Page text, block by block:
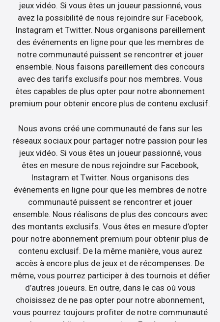
jeux vidéo. Si vous êtes un joueur passionné, vous
avez la possibilité de nous rejoindre sur Facebook,
Instagram et Twitter. Nous organisons pareillement
des événements en ligne pour que les membres de
notre communauté puissent se rencontrer et jouer
ensemble. Nous faisons pareillement des concours
avec des tarifs exclusifs pour nos membres. Vous
êtes capables de plus opter pour notre abonnement
premium pour obtenir encore plus de contenu exclusif.
Nous avons créé une communauté de fans sur les
réseaux sociaux pour partager notre passion pour les
jeux vidéo. Si vous êtes un joueur passionné, vous
êtes en mesure de nous rejoindre sur Facebook,
Instagram et Twitter. Nous organisons des
événements en ligne pour que les membres de notre
communauté puissent se rencontrer et jouer
ensemble. Nous réalisons de plus des concours avec
des montants exclusifs. Vous êtes en mesure d’opter
pour notre abonnement premium pour obtenir plus de
contenu exclusif. De la même manière, vous aurez
accès à encore plus de jeux et de récompenses. De
même, vous pourrez participer à des tournois et défier
d’autres joueurs. En outre, dans le cas où vous
choisissez de ne pas opter pour notre abonnement,
vous pourrez toujours profiter de notre communauté